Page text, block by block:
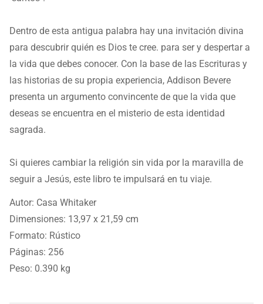
Dentro de esta antigua palabra hay una invitación divina
para descubrir quién es Dios te cree. para ser y despertar a
la vida que debes conocer. Con la base de las Escrituras y
las historias de su propia experiencia, Addison Bevere
presenta un argumento convincente de que la vida que
deseas se encuentra en el misterio de esta identidad
sagrada.
Si quieres cambiar la religión sin vida por la maravilla de
seguir a Jesús, este libro te impulsará en tu viaje.
Autor: Casa Whitaker
Dimensiones: 13,97 x 21,59 cm
Formato: Rústico
Páginas: 256
Peso: 0.390 kg